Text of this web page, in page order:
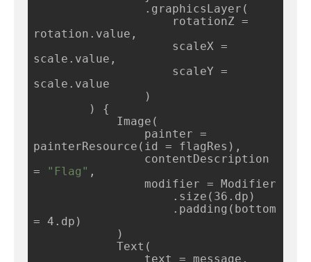
.graphicsLayer(
rotationZ =
rotation.value,
scaleX =
scale.value,
scaleY =
scale.value
)
) {
Image(
painter =
painterResource(id = flagRes),
contentDescription
=
"Flag" ,
modifier = Modifier
.size(36.dp)
.padding(bottom
= 4.dp)
)
Text(
text = message,